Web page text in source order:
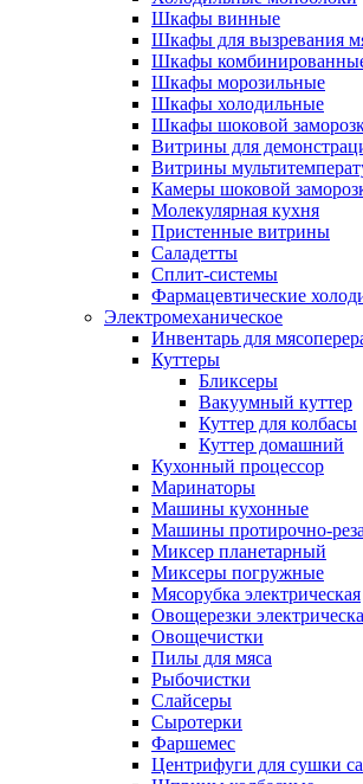
Шкафы винные
Шкафы для вызревания
Шкафы
Шкафы морозильные
Шкафы холодильные
Шкафы шоковой
Витрины для
Витрины
Камеры шоковой
Молекулярная кухня
Пристенные витрины
Саладетты
Сплит-системы
Фармацевтические
Электромеханическое
Инвентарь для
Куттеры
Бликсеры
Вакуумный куттер
Куттер для колбасы
Куттер домашний
Кухонный процессор
Маринаторы
Машины кухонные
Машины протирочно-
Миксер планетарный
Миксеры погружные
Мясорубка электрическая
Овощерезки
Овощечистки
Пилы для мяса
Рыбочистки
Слайсеры
Сыротерки
Фаршемес
Центрифуги для сушки